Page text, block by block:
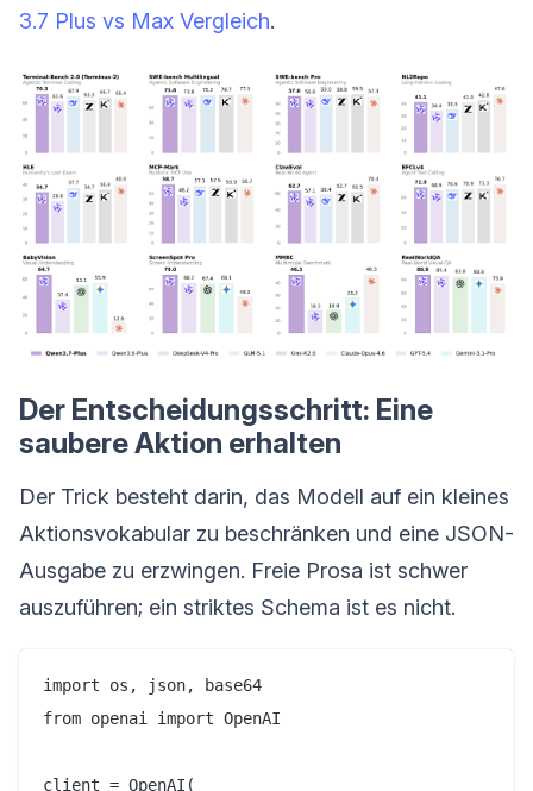
3.7 Plus vs Max Vergleich.
Der Entscheidungsschritt: Eine
saubere Aktion erhalten
Der Trick besteht darin, das Modell auf ein kleines
Aktionsvokabular zu beschränken und eine JSON-
Ausgabe zu erzwingen. Freie Prosa ist schwer
auszuführen; ein striktes Schema ist es nicht.
import os, json, base64
from openai import OpenAI
client = OpenAI(